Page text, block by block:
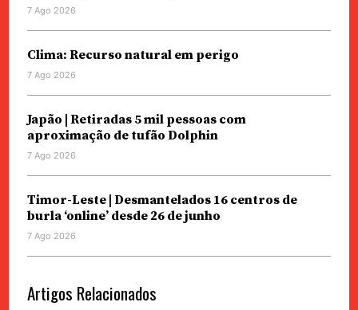
7 Ago 2026
Clima: Recurso natural em perigo
7 Ago 2026
Japão | Retiradas 5 mil pessoas com
aproximação de tufão Dolphin
7 Ago 2026
Timor-Leste | Desmantelados 16 centros de
burla ‘online’ desde 26 de junho
7 Ago 2026
Artigos Relacionados